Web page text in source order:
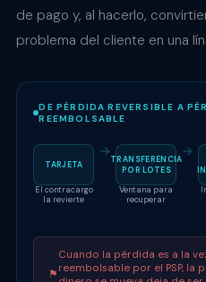
de pago y, al hacerlo,
problema del cliente en una
DE PÉRDIDA REVERSIBLE A
REEMBOLSABLE
TARJETA
El contracargo
la revierte
TRANSFERENCIA
POR LOTES
Ventana para
recuperar
⚑
Cuando la pérdida es a la
reembolsable por el PSP, la